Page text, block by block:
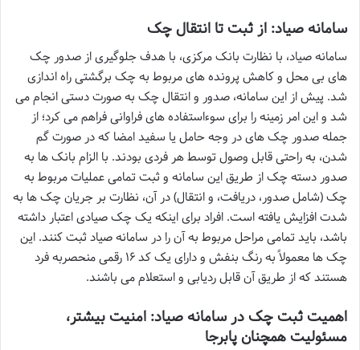
سامانه صیاد: از ثبت تا انتقال چک
سامانه صیاد، با نظارت بانک مرکزی، با هدف جلوگیری از صدور چک
های بی محل و کاهش پرونده های مربوط به چک برگشتی راه اندازی
شد. پیش از این سامانه، صدور و انتقال چک به صورت دستی انجام می
شد و این امر زمینه را برای سوءاستفاده های فراوانی فراهم می کرد؛ از
جمله صدور چک های در وجه حامل یا سفید امضا که در صورت گم
شدن، به راحتی قابل وصول توسط هر فردی بودند. با الزام بانک ها به
صدور دسته چک از طریق این سامانه و ثبت تمامی عملیات مربوط به
چک (شامل صدور، دریافت، و انتقال) در آن، نظارت بر جریان چک ها به
شدت افزایش یافته است. افراد برای اینکه یک چک صیادی اعتبار داشته
باشد، باید تمامی مراحل مربوط به آن را در سامانه صیاد ثبت کنند. این
چک ها معمولاً به رنگ بنفش و دارای یک کد ۱۶ رقمی منحصربه فرد
هستند که از طریق آن قابل ردیابی و استعلام می باشند.
اهمیت ثبت چک در سامانه صیاد: امنیت بیشتر،
مسئولیت همچنان پابرجا